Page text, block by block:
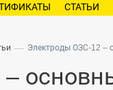
СТАТЬИ
— Электроды ОЗС-12 –